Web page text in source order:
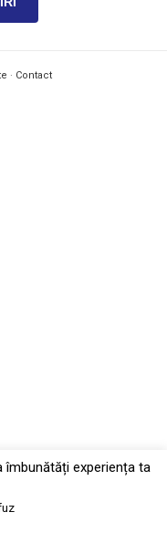
· Contact
experiența ta